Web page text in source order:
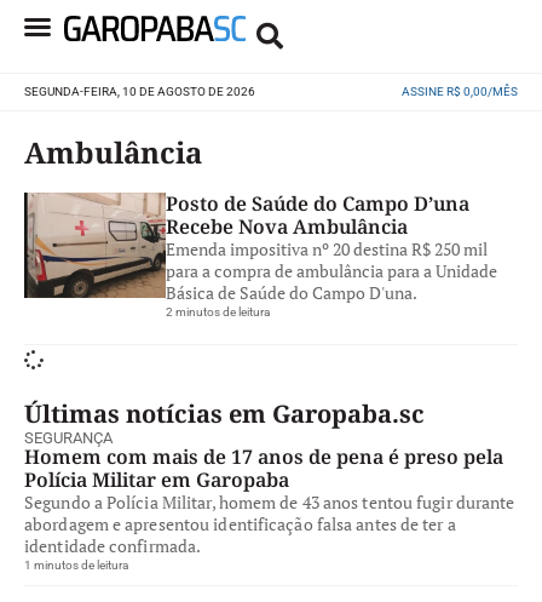
SEGUNDA-FEIRA, 10 DE AGOSTO DE 2026 ASSINE R$ 0,00/MÊS
Ambulância
Posto de Saúde do Campo D’una
Recebe Nova Ambulância
Emenda impositiva nº 20 destina R$ 250 mil
para a compra de ambulância para a Unidade
Básica de Saúde do Campo D'una.
2 minutos de leitura
Últimas notícias em Garopaba.sc
SEGURANÇA
Homem com mais de 17 anos de pena é preso pela
Polícia Militar em Garopaba
Segundo a Polícia Militar, homem de 43 anos tentou fugir durante
abordagem e apresentou identificação falsa antes de ter a
identidade confirmada.
1 minutos de leitura